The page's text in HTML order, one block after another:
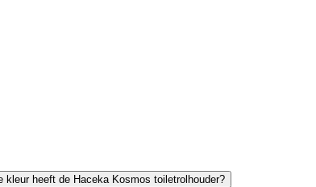
kleur heeft de Haceka Kosmos toiletrolhouder?